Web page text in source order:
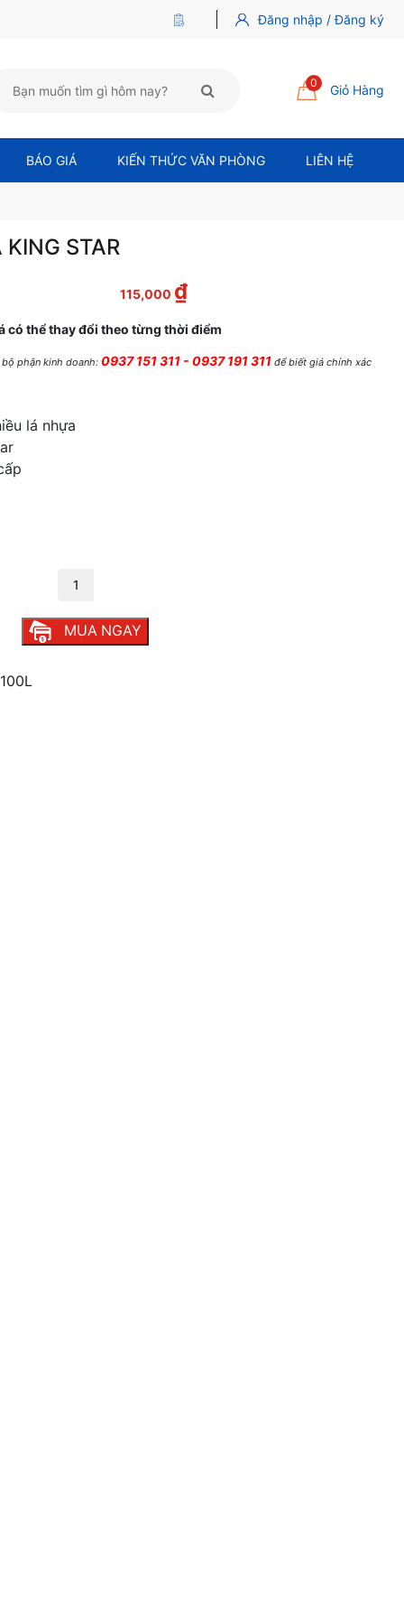
Đăng nhập / Đăng ký
0 Giỏ Hàng
BÁO GIÁ KIẾN THỨC VĂN PHÒNG LIÊN HỆ
STAR
115,000 ₫
có thể thay đổi theo từng thời điểm
phận kinh doanh: 0937 151 311 - 0937 191 311 để biết giá chính xác
lá nhựa
MUA NGAY